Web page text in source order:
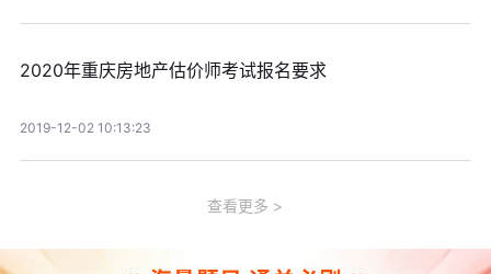
2020年重庆房地产估价师考试报名要求
2019-12-02 10:13:23
查看更多